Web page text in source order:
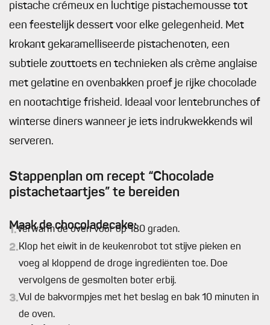
pistache crémeux en luchtige pistachemousse tot
een feestelijk dessert voor elke gelegenheid. Met
krokant gekaramelliseerde pistachenoten, een
subtiele zouttoets en technieken als crème anglaise
met gelatine en ovenbakken proef je rijke chocolade
en nootachtige frisheid. Ideaal voor lentebrunches of
winterse diners wanneer je iets indrukwekkends wil
serveren.
Stappenplan om recept “Chocolade
pistachetaartjes” te bereiden
Maak de chocoladecake:
1.Verwarm de oven voor op 180 graden.
2.Klop het eiwit in de keukenrobot tot stijve pieken en
voeg al kloppend de droge ingrediënten toe. Doe
vervolgens de gesmolten boter erbij.
3.Vul de bakvormpjes met het beslag en bak 10 minuten in
de oven.